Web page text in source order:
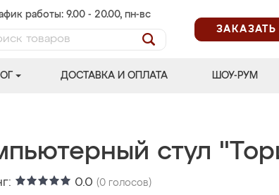
работы: 9.00 - 20.00, пн-вс
ДОСТАВКА И ОПЛАТА ШОУ-РУМ
стул
0.0 (0 голосов)